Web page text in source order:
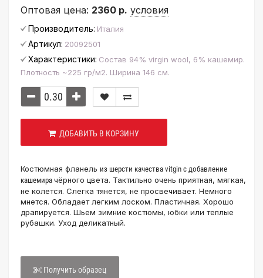
Оптовая цена: 2360 р. условия
Производитель: Италия
Артикул: 20092501
Характеристики: Состав 94% virgin wool, 6% кашемир.
Плотность ~225 гр/м2. Ширина 146 см.
ДОБАВИТЬ В КОРЗИНУ
Костюмная фланель из шерсти качества vitgin с добавление
кашемира чёрного цвета. Тактильно очень приятная, мягкая,
не колется. Слегка тянется, не просвечивает. Немного
мнется. Обладает легким лоском. Пластичная. Хорошо
драпируется. Шьем зимние костюмы, юбки или теплые
рубашки. Уход деликатный.
Получить образец